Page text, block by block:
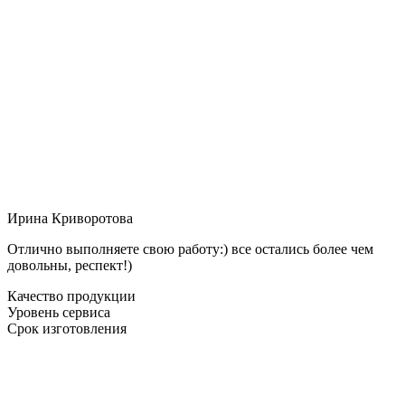
Ирина Криворотова
Отлично выполняете свою работу:) все остались более чем
довольны, респект!)
Качество продукции
Уровень сервиса
Срок изготовления